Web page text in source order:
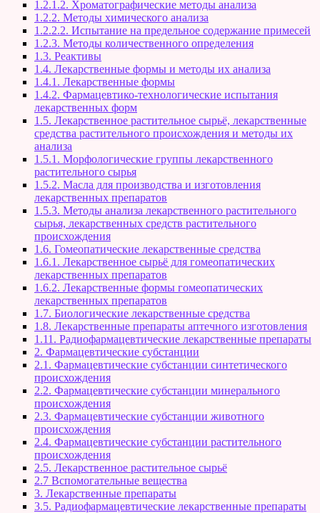
1.2.1.2. Хроматографические методы анализа
1.2.2. Методы химического анализа
1.2.2.2. Испытание на предельное содержание примесей
1.2.3. Методы количественного определения
1.3. Реактивы
1.4. Лекарственные формы и методы их анализа
1.4.1. Лекарственные формы
1.4.2. Фармацевтико-технологические испытания
лекарственных форм
1.5. Лекарственное растительное сырьё, лекарственные
средства растительного происхождения и методы их
анализа
1.5.1. Морфологические группы лекарственного
растительного сырья
1.5.2. Масла для производства и изготовления
лекарственных препаратов
1.5.3. Методы анализа лекарственного растительного
сырья, лекарственных средств растительного
происхождения
1.6. Гомеопатические лекарственные средства
1.6.1. Лекарственное сырьё для гомеопатических
лекарственных препаратов
1.6.2. Лекарственные формы гомеопатических
лекарственных препаратов
1.7. Биологические лекарственные средства
1.8. Лекарственные препараты аптечного изготовления
1.11. Радиофармацевтические лекарственные препараты
2. Фармацевтические субстанции
2.1. Фармацевтические субстанции синтетического
происхождения
2.2. Фармацевтические субстанции минерального
происхождения
2.3. Фармацевтические субстанции животного
происхождения
2.4. Фармацевтические субстанции растительного
происхождения
2.5. Лекарственное растительное сырьё
2.7 Вспомогательные вещества
3. Лекарственные препараты
3.5. Радиофармацевтические лекарственные препараты